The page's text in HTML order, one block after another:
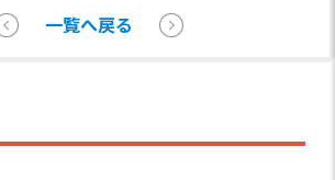
一覧へ戻る